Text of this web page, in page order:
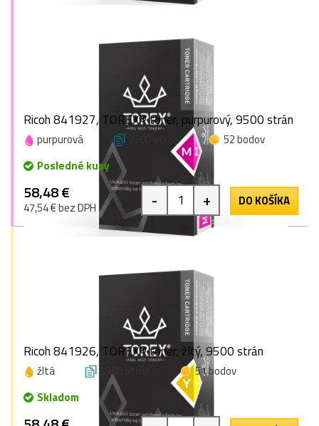
Ricoh 841927, TOREX® toner, purpurový, 9500 strán
purpurová 9500 strán
52 bodov
Posledné kusy
58,48 €
47,54 € bez DPH - + DO KOŠÍKA
Ricoh 841926, TOREX® toner, žltý, 9500 strán
žltá 9500 strán
51 bodov
Skladom